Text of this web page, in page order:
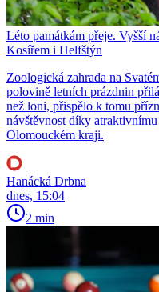
Léto památkám přeje. Vyšší
Kosířem i Helfštýn
Zoologická zahrada na
polovině letních prázdnin
než loni, přispělo k tomu
návštěvnost díky
Olomouckém kraji.
Hanácká Drbna
dnes, 15:04
2 min